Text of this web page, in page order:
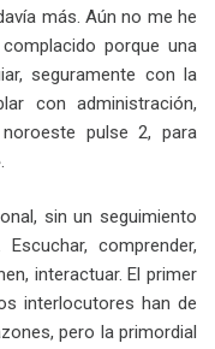
más. Aún no me he
porque una
seguramente con la
con administración,
pulse 2, para
sin un seguimiento
comprender,
interactuar. El primer
interlocutores han de
pero la primordial